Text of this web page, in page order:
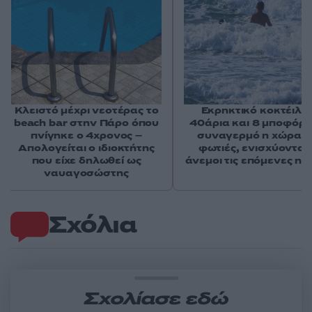
Σχόλια
Σχολίασε εδώ
Κλειστό μέχρι νεοτέρας το
beach bar στην Πάρο όπου
πνίγηκε ο 4χρονος –
Απολογείται ο ιδιοκτήτης
που είχε δηλωθεί ως
ναυαγοσώστης
Εκρηκτικό κοκτέιλ
40άρια και 8 μποφόρ
συναγερμό η χώρα
φωτιές, ενισχύονται
άνεμοι τις επόμενες